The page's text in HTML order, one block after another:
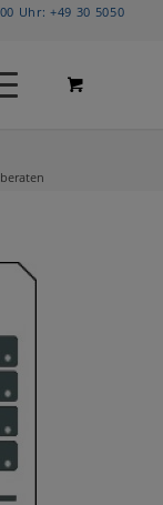
Uhr:+49 30 5050